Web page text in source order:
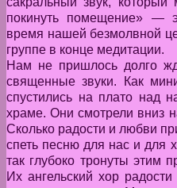
покинуть помещение» —
время нашей безмолвной
группе в конце медитации.
Нам не пришлось долго
священные звуки. Как
спустились на плато над
храме. Они смотрели вниз
Сколько радости и любви
спеть песню для нас и
так глубоко тронуты этим
Их ангельский хор